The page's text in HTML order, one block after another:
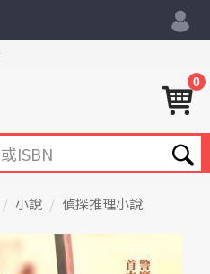
0
小說 偵探推理小說